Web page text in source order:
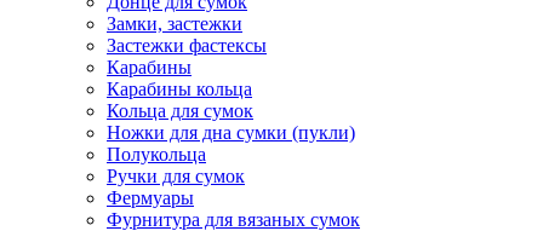
Замки, застежки
Застежки фастексы
Карабины
Карабины кольца
Кольца для сумок
Ножки для дна сумки (пукли)
Полукольца
Ручки для сумок
Фермуары
Фурнитура для вязаных сумок